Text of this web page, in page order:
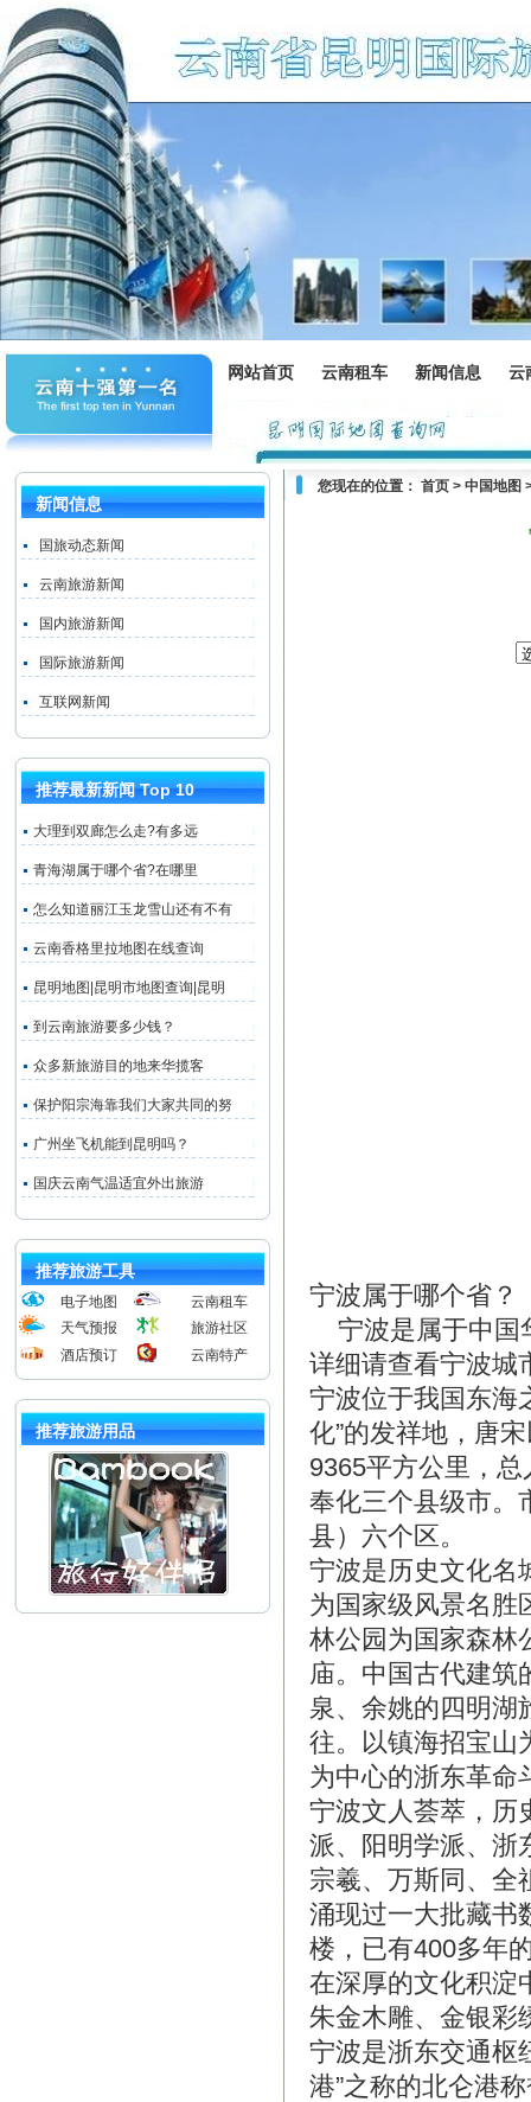
网站首页 云南租车 新闻信息 云
新闻信息
国旅动态新闻
云南旅游新闻
国内旅游新闻
国际旅游新闻
互联网新闻
推荐最新新闻 Top 10
大理到双廊怎么走?有多远
青海湖属于哪个省?在哪里
怎么知道丽江玉龙雪山还有不有
云南香格里拉地图在线查询
昆明地图|昆明市地图查询|昆明
到云南旅游要多少钱？
众多新旅游目的地来华揽客
保护阳宗海靠我们大家共同的努
广州坐飞机能到昆明吗？
国庆云南气温适宜外出旅游
推荐旅游工具
电子地图
云南租车
天气预报
旅游社区
酒店预订
云南特产
推荐旅游用品
您现在的位置： 首页 > 中国地图
宁波属于哪个省？
宁波是属于中国
详细请查看宁波城
宁波位于我国东海
化”的发祥地，唐
9365平方公里，
奉化三个县级市。
县）六个区。
宁波是历史文化名
为国家级风景名胜
林公园为国家森林
庙。中国古代建筑
泉、余姚的四明湖
往。以镇海招宝山
为中心的浙东革命
宁波文人荟萃，历
派、阳明学派、浙
宗羲、万斯同、全
涌现过一大批藏书
楼，已有400多年
在深厚的文化积淀
朱金木雕、金银彩
宁波是浙东交通枢
港”之称的北仑港